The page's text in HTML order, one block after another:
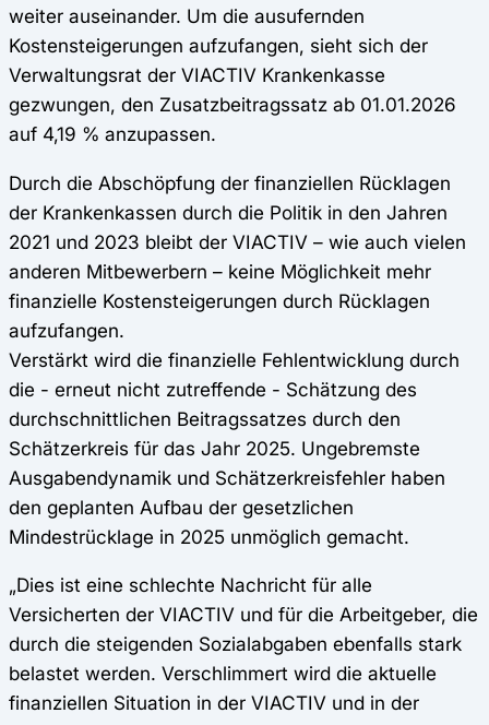
weiter auseinander. Um die ausufernden
Kostensteigerungen aufzufangen, sieht sich der
Verwaltungsrat der VIACTIV Krankenkasse
gezwungen, den Zusatzbeitragssatz ab 01.01.2026
auf 4,19 % anzupassen.
Durch die Abschöpfung der finanziellen Rücklagen
der Krankenkassen durch die Politik in den Jahren
2021 und 2023 bleibt der VIACTIV – wie auch vielen
anderen Mitbewerbern – keine Möglichkeit mehr
finanzielle Kostensteigerungen durch Rücklagen
aufzufangen.
Verstärkt wird die finanzielle Fehlentwicklung durch
die - erneut nicht zutreffende - Schätzung des
durchschnittlichen Beitragssatzes durch den
Schätzerkreis für das Jahr 2025. Ungebremste
Ausgabendynamik und Schätzerkreisfehler haben
den geplanten Aufbau der gesetzlichen
Mindestrücklage in 2025 unmöglich gemacht.
„Dies ist eine schlechte Nachricht für alle
Versicherten der VIACTIV und für die Arbeitgeber, die
durch die steigenden Sozialabgaben ebenfalls stark
belastet werden. Verschlimmert wird die aktuelle
finanziellen Situation in der VIACTIV und in der